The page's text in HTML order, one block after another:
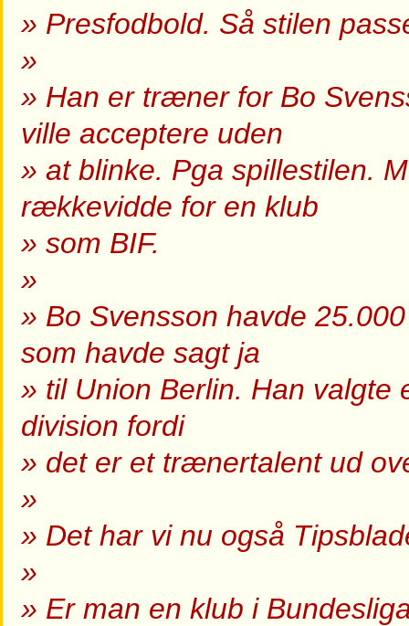
» Presfodbold. Så stilen
»
» Han er træner for Bo
ville acceptere uden
» at blinke. Pga spillestilen.
rækkevidde for en klub
» som BIF.
»
» Bo Svensson havde
som havde sagt ja
» til Union Berlin. Han
division fordi
» det er et trænertalent ud
»
» Det har vi nu også
»
» Er man en klub i